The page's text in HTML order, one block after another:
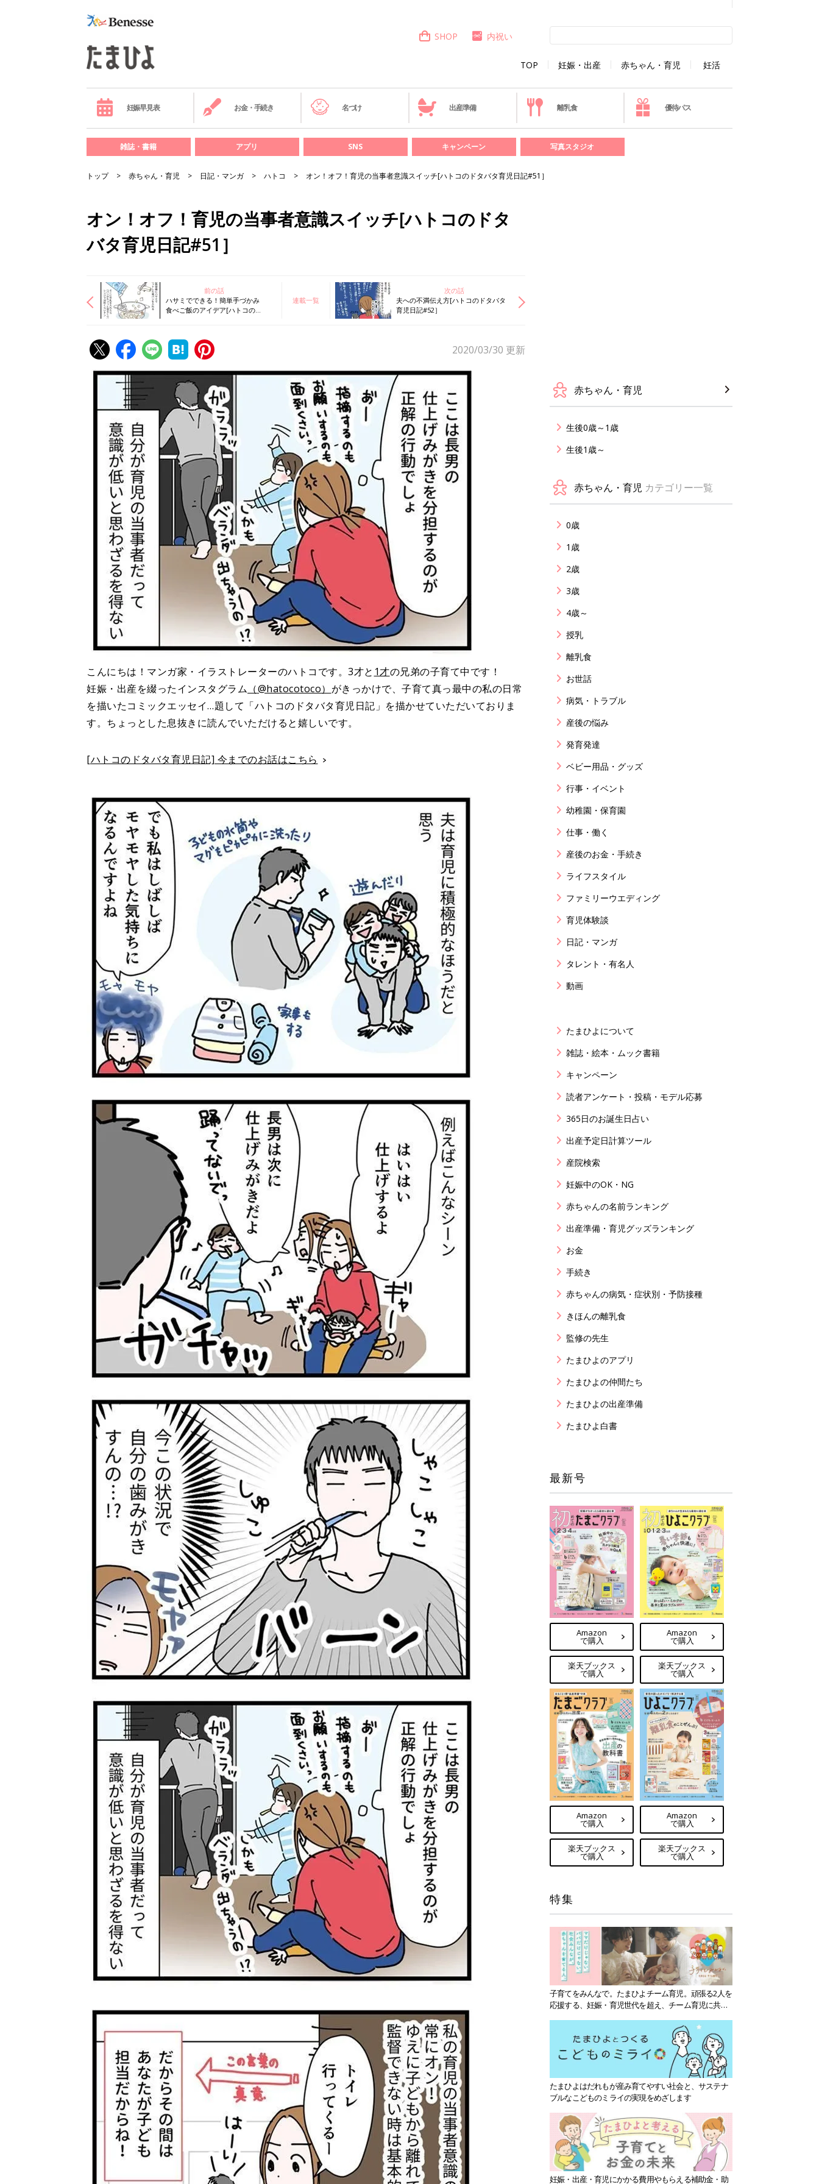
TOP 妊娠・出産 赤ちゃん・育児 妊活
SHOP 内祝い
妊娠早見表 お金・手続き 名づけ 出産準備 離乳食 優待パス
雑誌・書籍 アプリ SNS キャンペーン 写真スタジオ
トップ 赤ちゃん・育児 日記・マンガ ハトコ オン！オフ！育児の当事者意識スイッチ[ハトコのドタバタ育児日記#51］
オン！オフ！育児の当事者意識スイッチ[ハトコのドタ
バタ育児日記#51］
前の話
ハサミでできる！簡単手づかみ
食べご飯のアイデア[ハトコのド
連載一覧
次の話
夫への不満伝え方[ハトコのドタバタ
育児日記#52］
2020/03/30 更新
こんにちは！マンガ家・イラストレーターのハトコです。3才と 1才の兄弟の子育て中です！
妊娠・出産を綴ったインスタグラム （@hatocotoco） がきっかけで、子育て真っ最中の私の日常
を描いたコミックエッセイ…題して「ハトコのドタバタ育児日記」を描かせていただいておりま
す。ちょっとした息抜きに読んでいただけると嬉しいです。
[ハトコのドタバタ育児日記] 今までのお話はこちら
赤ちゃん・育児
生後0歳～1歳
生後1歳～
赤ちゃん・育児 カテゴリー一覧
0歳
1歳
2歳
3歳
4歳～
授乳
離乳食
お世話
病気・トラブル
産後の悩み
発育発達
ベビー用品・グッズ
行事・イベント
幼稚園・保育園
仕事・働く
産後のお金・手続き
ライフスタイル
ファミリーウエディング
育児体験談
日記・マンガ
タレント・有名人
動画
たまひよについて
雑誌・絵本・ムック書籍
キャンペーン
読者アンケート・投稿・モデル応募
365日のお誕生日占い
出産予定日計算ツール
産院検索
妊娠中のOK・NG
赤ちゃんの名前ランキング
出産準備・育児グッズランキング
お金
手続き
赤ちゃんの病気・症状別・予防接種
きほんの離乳食
監修の先生
たまひよのアプリ
たまひよの仲間たち
たまひよの出産準備
たまひよ白書
最新号
Amazon
で購入
楽天ブックス
で購入
Amazon
で購入
楽天ブックス
で購入
Amazon
で購入
楽天ブックス
で購入
Amazon
で購入
楽天ブックス
で購入
特集
子育てをみんなで。たまひよチーム育児。頑張る2人を
応援する、妊娠・育児世代を超え、チーム育児に共感
たまひよはだれもが産み育てやすい社会と、サステナ
ブルなこどものミライの実現をめざします
妊娠・出産・育児にかかる費用やもらえる補助金・助